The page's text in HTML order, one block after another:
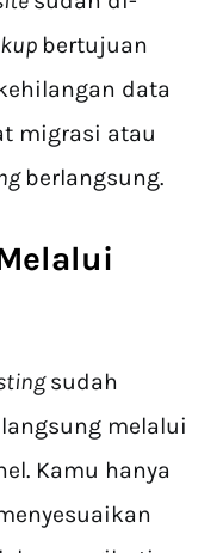
bertujuan
data
migrasi atau
berlangsung.
sudah
langsung melalui
Kamu hanya